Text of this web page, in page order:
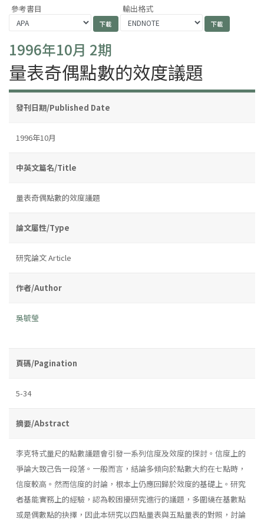
參考書目 輸出格式
1996年10月 2期
量表奇偶點數的效度議題
發刊日期/Published Date
1996年10月
中英文篇名/Title
量表奇偶點數的效度議題
論文屬性/Type
研究論文 Article
作者/Author
吳毓瑩
頁碼/Pagination
5-34
摘要/Abstract
李克特式量尺的點數議題會引發一系列信度及效度的探討。信度上的
爭論大致己告一段落。一般而言，結論多傾向於點數大約在七點時，
信度較高。然而信度的討論，根本上仍應回歸於效度的基礎上。研究
者基能實務上的經驗，認為較困擾研究進行的議題，多圍繞在基數點
或是偶數點的抉擇，因此本研究以四點量表與五點量表的對照，討論